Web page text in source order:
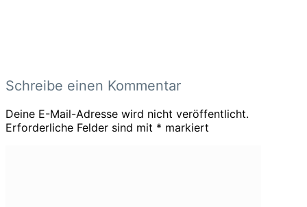
Schreibe einen Kommentar
Deine E-Mail-Adresse wird nicht veröffentlicht.
Erforderliche Felder sind mit * markiert